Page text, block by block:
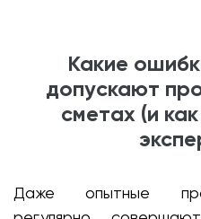
Какие
допускают
сметах (и
Даже опытные